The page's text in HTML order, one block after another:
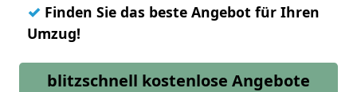
✓ Finden Sie das beste Angebot für Ihren
Umzug!
blitzschnell kostenlose Angebote